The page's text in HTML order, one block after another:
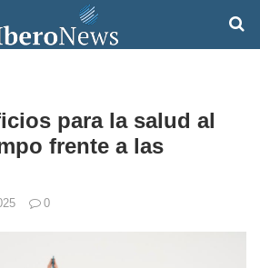
para la salud al
frente a las
0